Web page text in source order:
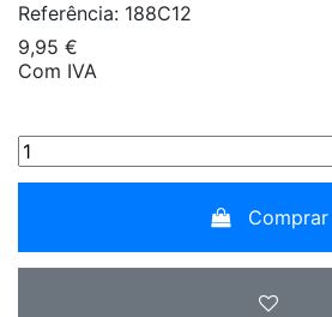
Referência: 188C12
9,95 €
Com IVA
Comprar